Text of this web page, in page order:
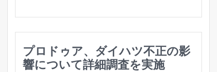
プロドゥア、ダイハツ不正の影
響について詳細調査を実施